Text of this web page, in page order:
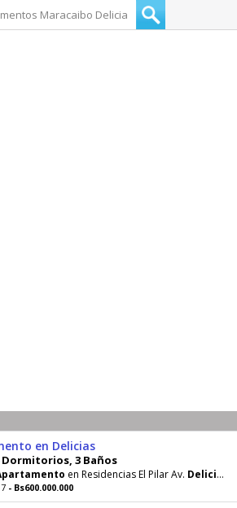
en Delicias
Dormitorios, 3 Baños
en Residencias El Pilar Av. Delicias
- Bs600.000.000